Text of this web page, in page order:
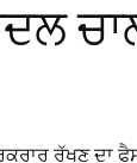
ਰੱਖਣ ਦਾ